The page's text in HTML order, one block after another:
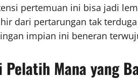
pertemuan ini bisa jadi
dari pertarungan tak
impian ini beneran
Pelatih Mana yang